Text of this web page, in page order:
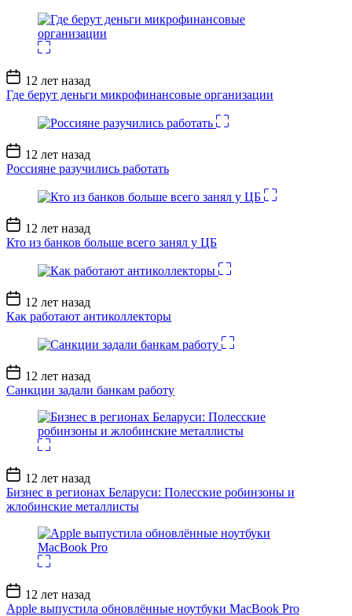
Дата
записи
12 лет назад
Где берут деньги микрофинансовые организации
Дата
записи
12 лет назад
Россияне разучились работать
Дата
записи
12 лет назад
Кто из банков больше всего занял у ЦБ
Дата
записи
12 лет назад
Как работают антиколлекторы
Дата
записи
12 лет назад
Санкции задали банкам работу
Дата
записи
12 лет назад
Бизнес в регионах Беларуси: Полесские робинзоны и
жлобинские металлисты
Дата
записи
12 лет назад
Apple выпустила обновлённые ноутбуки MacBook Pro